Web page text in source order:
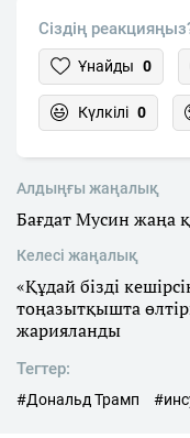
Сіздің
Ұнайды 0
Күлкілі 0
Алдыңғы жаңалық
Бағдат Мусин жаңа
Келесі жаңалық
«Құдай бізді
тоңазытқышта
жарияланды
Тегтер:
#Дональд Трамп